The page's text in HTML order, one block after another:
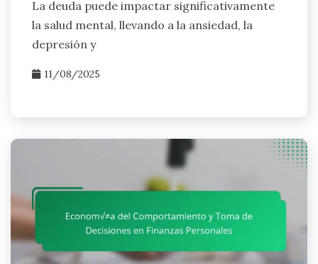
La deuda puede impactar significativamente
la salud mental, llevando a la ansiedad, la
depresión y
11/08/2025